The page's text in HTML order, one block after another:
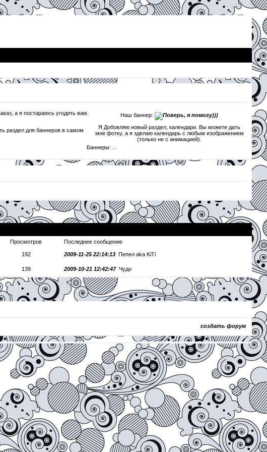
а я постараюсь угодить вам.
Наш баннер:
раздел для баннеров в самом
Я Добовляю новый раздел, календари. Вы можете дать
мне фотку, а я зделаю календарь с любым изображением
(только не с анимацией).
Баннеры: ...
Просмотров Последнее сообщение
192 2009-11-25 22:14:13 Пепел aka KiTi
139 2009-10-21 12:42:47 Чудо
создать форум